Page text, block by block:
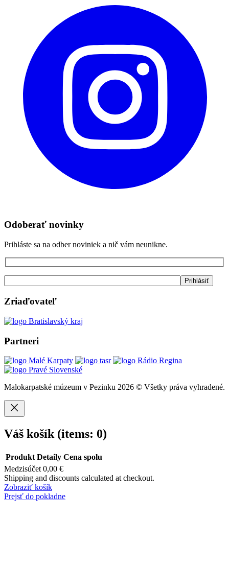
Odoberať novinky
Prihláste sa na odber noviniek a nič vám neunikne.
Zriaďovateľ
Partneri
Malokarpatské múzeum v Pezinku 2026 © Všetky práva vyhradené.
Váš košík (items: 0)
Produkty
v
Produkt Detaily Cena spolu
Medzisúčet 0,00 €
Shipping and discounts calculated at checkout.
Zobraziť košík
Prejsť do pokladne